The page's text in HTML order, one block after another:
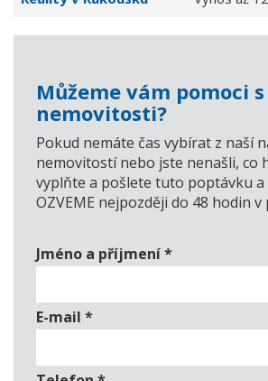
Můžeme vám pomoci
nemovitosti?
Pokud nemáte čas vybírat z naší
nemovitostí nebo jste nenašli, co
vyplňte a pošlete tuto poptávku a
OZVEME nejpozději do 48 hodin v
Jméno a příjmení*
E-mail *